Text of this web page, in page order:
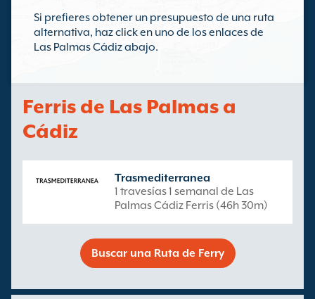
Si prefieres obtener un presupuesto de una ruta
alternativa, haz click en uno de los enlaces de
Las Palmas Cádiz abajo.
Ferris de Las Palmas a
Cádiz
Trasmediterranea
1 travesías 1 semanal de Las
Palmas Cádiz Ferris (46h 30m)
Buscar una Ruta de Ferry